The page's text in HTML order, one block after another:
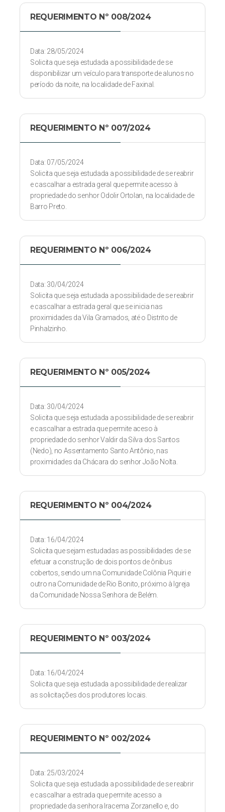
REQUERIMENTO Nº 008/2024
Data: 28/05/2024
Solicita que seja estudada a possibilidade de se
disponibilizar um veículo para transporte de alunos no
período da noite, na localidade de Faxinal.
REQUERIMENTO Nº 007/2024
Data: 07/05/2024
Solicita que seja estudada a possibilidade de se reabrir
e cascalhar a estrada geral que permite acesso à
propriedade do senhor Odolir Ortolan, na localidade de
Barro Preto.
REQUERIMENTO Nº 006/2024
Data: 30/04/2024
Solicita que seja estudada a possibilidade de se reabrir
e cascalhar a estrada geral que se inicia nas
proximidades da Vila Gramados, até o Distrito de
Pinhalzinho.
REQUERIMENTO Nº 005/2024
Data: 30/04/2024
Solicita que seja estudada a possibilidade de se reabrir
e cascalhar a estrada que permite aceso à
propriedade do senhor Valdir da Silva dos Santos
(Nedo), no Assentamento Santo Antônio, nas
proximidades da Chácara do senhor João Nolta.
REQUERIMENTO Nº 004/2024
Data: 16/04/2024
Solicita que sejam estudadas as possibilidades de se
efetuar a construção de dois pontos de ônibus
cobertos, sendo um na Comunidade Colônia Piquiri e
outro na Comunidade de Rio Bonito, próximo à Igreja
da Comunidade Nossa Senhora de Belém.
REQUERIMENTO Nº 003/2024
Data: 16/04/2024
Solicita que seja estudada a possibilidade de realizar
as solicitações dos produtores locais.
REQUERIMENTO Nº 002/2024
Data: 25/03/2024
Solicita que seja estudada a possibilidade de se reabrir
e cascalhar a estrada que permite acesso a
propriedade da senhora Iracema Zorzanello e, do